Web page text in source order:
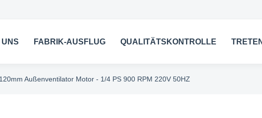
FABRIK-AUSFLUG QUALITÄTSKONTROLLE
Außenventilator Motor - 1/4 PS 900 RPM 220V 50HZ